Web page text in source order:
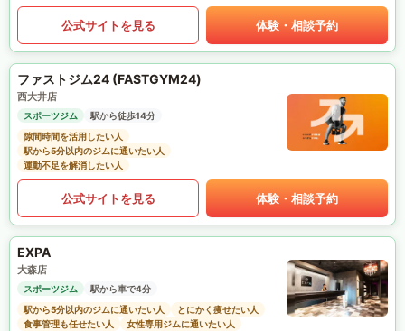
公式サイトを見る 体験・相談予約
ファストジム24 (FASTGYM24)
西大井店
スポーツジム
駅から徒歩14分
隙間時間を活用したい人
駅から5分以内のジムに通いたい人
運動不足を解消したい人
公式サイトを見る 体験・相談予約
EXPA
大森店
スポーツジム
駅から車で4分
駅から5分以内のジムに通いたい人
とにかく痩せたい人
食事管理も任せたい人
女性専用ジムに通いたい人